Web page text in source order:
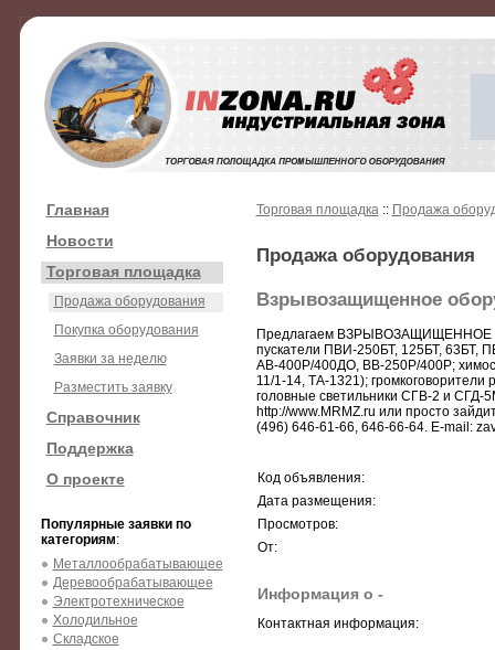
Главная
Новости
Торговая площадка
Продажа оборудования
Покупка оборудования
Заявки за неделю
Разместить заявку
Справочник
Поддержка
О проекте
Популярные заявки по
категориям:
Металлообрабатывающее
Деревообрабатывающее
Электротехническое
Холодильное
Складское
Торговая площадка:: Продажа
Продажа оборудования
Взрывозащищенное
Предлагаем ВЗРЫВОЗАЩИЩЕННОЕ
пускатели ПВИ-250БТ, 125БТ, 63БТ,
АВ-400Р/400ДО, ВВ-250Р/400Р;
11/1-14, ТА-1321);
головные светильники СГВ-2 и СГД-
http://www.MRMZ.ru или просто
(496) 646-61-66, 646-66-64. E-mail:
Код объявления:
Дата размещения:
Просмотров:
От:
Информация о -
Контактная информация: